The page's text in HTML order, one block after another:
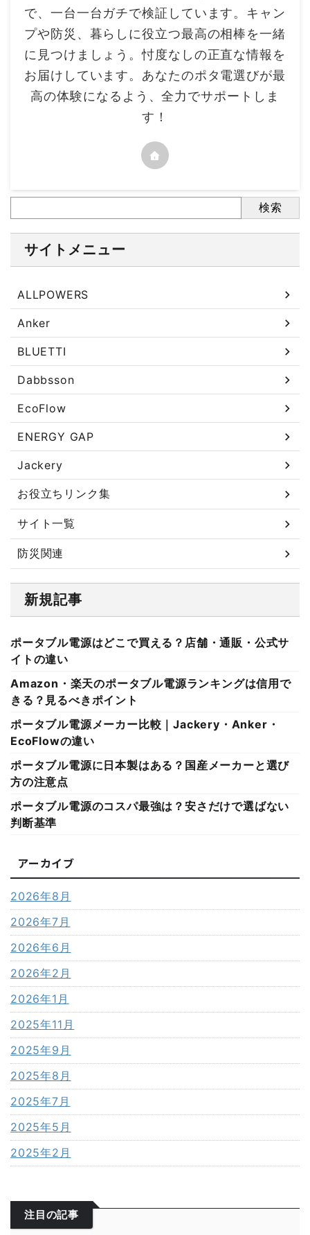
で、一台一台ガチで検証しています。キャン
プや防災、暮らしに役立つ最高の相棒を一緒
に見つけましょう。忖度なしの正直な情報を
お届けしています。あなたのポタ電選びが最
高の体験になるよう、全力でサポートしま
す！
検索
サイトメニュー
ALLPOWERS
Anker
BLUETTI
Dabbsson
EcoFlow
ENERGY GAP
Jackery
お役立ちリンク集
サイト一覧
防災関連
新規記事
ポータブル電源はどこで買える？店舗・通販・公式サ
イトの違い
Amazon・楽天のポータブル電源ランキングは信用で
きる？見るべきポイント
ポータブル電源メーカー比較｜Jackery・Anker・
EcoFlowの違い
ポータブル電源に日本製はある？国産メーカーと選び
方の注意点
ポータブル電源のコスパ最強は？安さだけで選ばない
判断基準
アーカイブ
2026年8月
2026年7月
2026年6月
2026年2月
2026年1月
2025年11月
2025年9月
2025年8月
2025年7月
2025年5月
2025年2月
注目の記事